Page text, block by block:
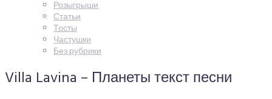
Розыгрыши
Статьи
Тосты
Частушки
Без рубрики
Villa Lavina – Планеты текст песни